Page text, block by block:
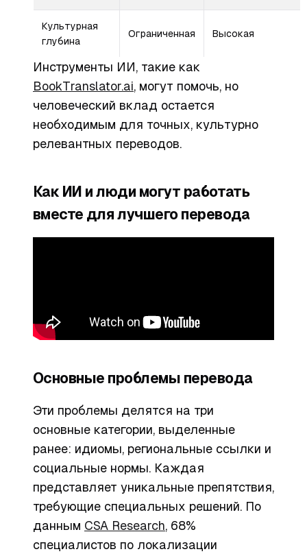
Культурная
глубина
Ограниченная Высокая
Инструменты ИИ, такие как
BookTranslator.ai, могут помочь, но
человеческий вклад остается
необходимым для точных, культурно
релевантных переводов.
Как ИИ и люди могут работать
вместе для лучшего перевода
Основные проблемы перевода
Эти проблемы делятся на три
основные категории, выделенные
ранее: идиомы, региональные ссылки и
социальные нормы. Каждая
представляет уникальные препятствия,
требующие специальных решений. По
данным CSA Research, 68%
специалистов по локализации